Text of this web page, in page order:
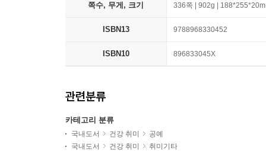
쪽수, 무게, 크기 336쪽 | 902g |
ISBN13 9788968330452
ISBN10 896833045X
관련분류
카테고리 분류
국내도서 건강 취미
공예
국내도서
건강 취미
취미기타